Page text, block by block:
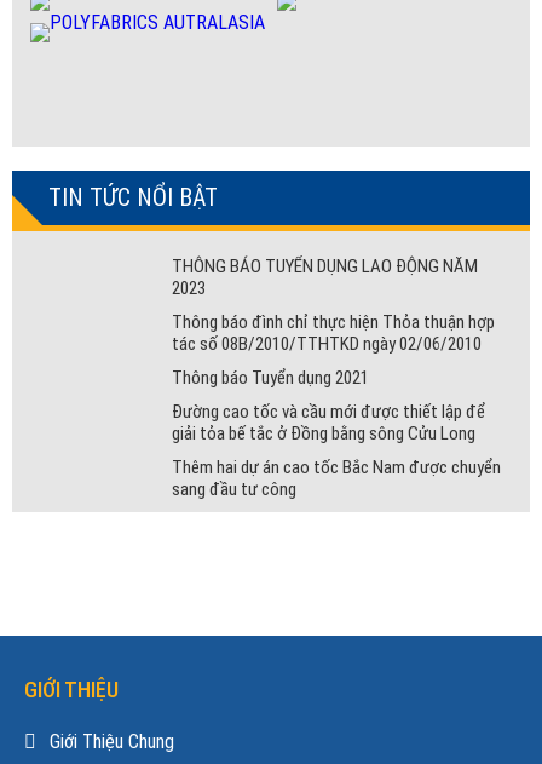
TIN TỨC NỔI BẬT
THÔNG BÁO TUYỂN DỤNG LAO ĐỘNG NĂM
2023
Thông báo đình chỉ thực hiện Thỏa thuận hợp
tác số 08B/2010/TTHTKD ngày 02/06/2010
Thông báo Tuyển dụng 2021
Đường cao tốc và cầu mới được thiết lập để
giải tỏa bế tắc ở Đồng bằng sông Cửu Long
Thêm hai dự án cao tốc Bắc Nam được chuyển
sang đầu tư công
GIỚI THIỆU
Giới Thiệu Chung